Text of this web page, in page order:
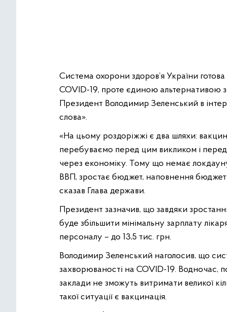
Система охорони здоров’я України
COVID-19, проте єдиною альтернативою
Президент Володимир Зеленський в
слова».
«На цьому роздоріжжі є два шляхи:
перебуваємо перед цим викликом і
через економіку. Тому що немає
ВВП, зростає бюджет, наповнення
сказав Глава держави.
Президент зазначив, що завдяки
буде збільшити мінімальну зарплату
персоналу – до 13,5 тис. грн.
Володимир Зеленський наголосив, що
захворюваності на COVID-19. Водночас,
заклади не зможуть витримати великої
такої ситуації є вакцинація.